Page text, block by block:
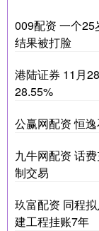
009配资 一个25
结果被打脸
港陆证券 11月
28.55%
公赢网配资 恒
九牛网配资 话
制交易
玖富配资 同程
建工程挂账7年